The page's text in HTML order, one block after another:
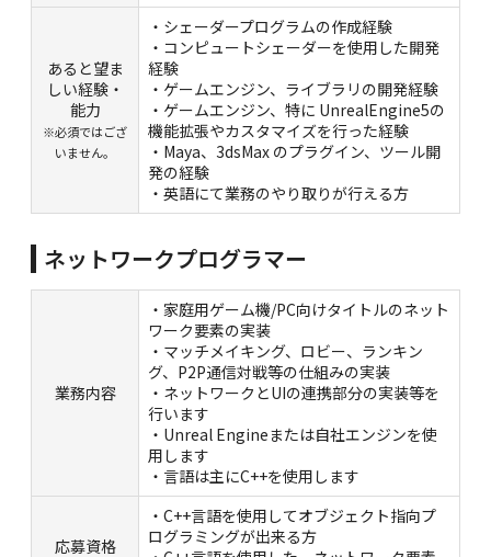
あると望ま
しい経験・
能力
※必須ではござ
いません。
・シェーダープログラムの作成経験
・コンピュートシェーダーを使用した開発
経験
・ゲームエンジン、ライブラリの開発経験
・ゲームエンジン、特に UnrealEngine5の
機能拡張やカスタマイズを行った経験
・Maya、3dsMax のプラグイン、ツール開
発の経験
・英語にて業務のやり取りが行える方
ネットワークプログラマー
業務内容
・家庭用ゲーム機/PC向けタイトルのネット
ワーク要素の実装
・マッチメイキング、ロビー、ランキン
グ、P2P通信対戦等の仕組みの実装
・ネットワークとUIの連携部分の実装等を
行います
・Unreal Engineまたは自社エンジンを使
用します
・言語は主にC++を使用します
応募資格
・C++言語を使用してオブジェクト指向プ
ログラミングが出来る方